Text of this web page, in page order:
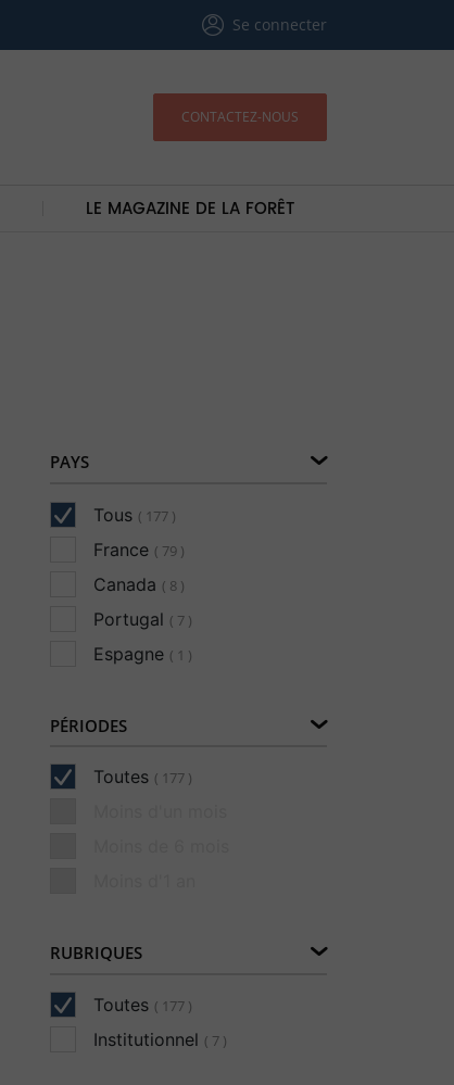
Se connecter
CONTACTEZ-NOUS
LE MAGAZINE DE LA FORÊT
PAYS
Tous ( 177 )
France ( 79 )
Canada ( 8 )
Portugal ( 7 )
Espagne ( 1 )
PÉRIODES
Toutes ( 177 )
RUBRIQUES
Toutes ( 177 )
Institutionnel ( 7 )